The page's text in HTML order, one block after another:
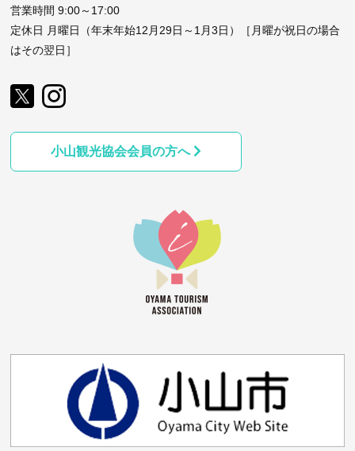
営業時間 9:00～17:00
定休日 月曜日（年末年始12月29日～1月3日）［月曜が祝日の場合
はその翌日］
小山観光協会会員の方へ